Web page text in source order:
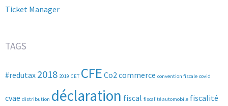
Ticket Manager
TAGS
#redutax 2018 2019 CET CFE Co2commerce convention fiscale covid
cvae distribution déclaration fiscal fiscalité automobile fiscalité